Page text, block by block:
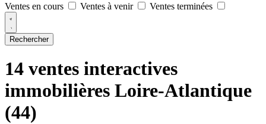
Ventes en cours Ventes à venir Ventes terminées
Rechercher
14 ventes interactives
immobilières Loire-Atlantique
(44)